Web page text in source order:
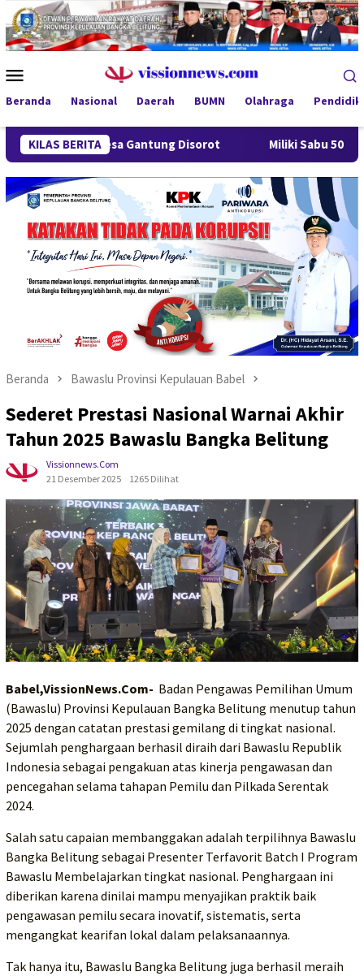
Loncat
ke
konten
Mobile
Beranda Nasional Daerah BUMN Olahraga
KILAS BERITA
Desa Gantung Disorot Miliki Sabu 50 Gram, IRT di
Beranda Bawaslu Provinsi Kepulauan Babel
Sederet Prestasi Nasional Warnai Akhir
Tahun 2025 Bawaslu Bangka Belitung
Vissionnews.com
21 Desember 2025
1265 Dilihat
Babel,VissionNews.Com- Badan Pengawas Pemilihan Umum
(Bawaslu) Provinsi Kepulauan Bangka Belitung menutup tahun
2025 dengan catatan prestasi gemilang di tingkat nasional.
Sejumlah penghargaan berhasil diraih dari Bawaslu Republik
Indonesia sebagai pengakuan atas kinerja pengawasan dan
pencegahan selama tahapan Pemilu dan Pilkada Serentak
2024.
Salah satu capaian membanggakan adalah terpilihnya Bawaslu
Bangka Belitung sebagai Presenter Terfavorit Batch I Program
Bawaslu Membelajarkan tingkat nasional. Penghargaan ini
diberikan karena dinilai mampu menyajikan praktik baik
pengawasan pemilu secara inovatif, sistematis, serta
mengangkat kearifan lokal dalam pelaksanaannya.
Tak hanya itu, Bawaslu Bangka Belitung juga berhasil meraih